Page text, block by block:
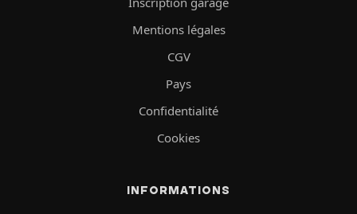
Mentions légales
CGV
Pays
Confidentialité
Cookies
INFORMATIONS